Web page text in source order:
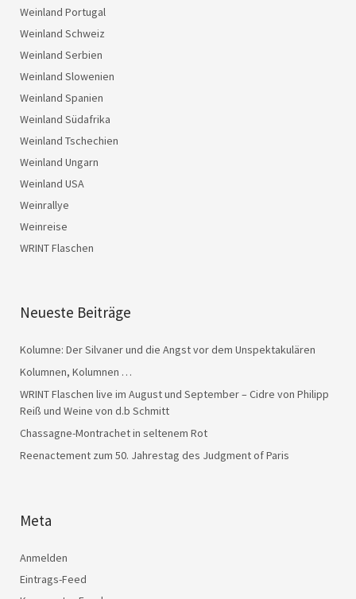
Weinland Portugal
Weinland Schweiz
Weinland Serbien
Weinland Slowenien
Weinland Spanien
Weinland Südafrika
Weinland Tschechien
Weinland Ungarn
Weinland USA
Weinrallye
Weinreise
WRINT Flaschen
Neueste Beiträge
Kolumne: Der Silvaner und die Angst vor dem Unspektakulären
Kolumnen, Kolumnen …
WRINT Flaschen live im August und September – Cidre von Philipp
Reiß und Weine von d.b Schmitt
Chassagne-Montrachet in seltenem Rot
Reenactement zum 50. Jahrestag des Judgment of Paris
Meta
Anmelden
Eintrags-Feed